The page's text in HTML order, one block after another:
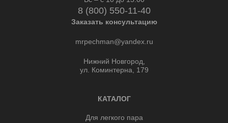
8 (800) 550-11-40
Заказать консультацию
mrpechman@yandex.ru
Нижний Новгород,
ул. Коминтерна, 179
КАТАЛОГ
Для легкого пара